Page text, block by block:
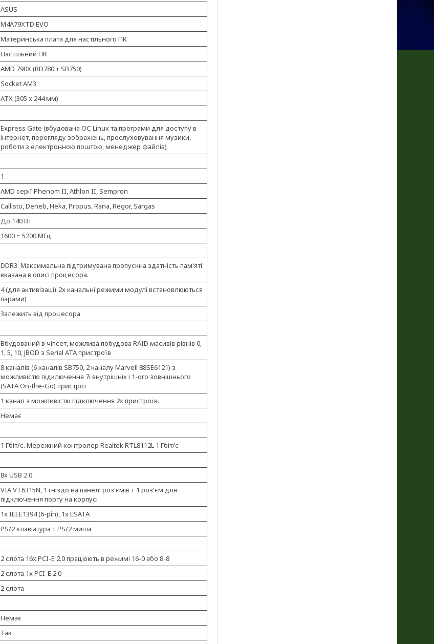
ASUS
M4A79XTD EVO
Материнська плата для настільного ПК
Настільний ПК
AMD 790X (RD780 + SB750)
Socket AM3
ATX (305 x 244 мм)
Express Gate (вбудована ОС Linux та програми для доступу в
інтернет, перегляду зображень, прослуховування музики,
роботи з електронною поштою, менеджер файлів)
1
AMD серії Phenom II, Athlon II, Sempron
Callisto, Deneb, Heka, Propus, Rana, Regor, Sargas
До 140 Вт
1600 ~ 5200 МГц
DDR3. Максимальна підтримувана пропускна здатність пам'яті
вказана в описі процесора.
4 (для активізації 2х канальні режими модулі встановлюються
парами)
Залежить від процесора
Вбудований в чіпсет, можлива побудова RAID масивів рівнів 0,
1, 5, 10, JBOD з Serial ATA пристроїв
8 каналів (6 каналів SB750, 2 каналу Marvell 88SE6121) з
можливістю підключення 7і внутрішніх і 1-ого зовнішнього
(SATA On-the-Go) пристрої
1 канал з можливістю підключення 2х пристроїв.
Немає
1 Гбіт/с. Мережний контролер Realtek RTL8112L 1 Гбіт/с
8x USB 2.0
VIA VT6315N, 1 гніздо на панелі роз'ємів + 1 роз'єм для
підключення порту на корпусі
1x IEEE1394 (6-pin), 1x ESATA
PS/2 клавіатура + PS/2 миша
2 слота 16x PCI-E 2.0 працюють в режимі 16-0 або 8-8
2 слота 1x PCI-E 2.0
2 слота
Немає
Так